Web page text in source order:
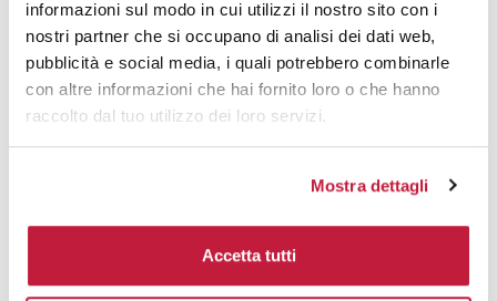
informazioni sul modo in cui utilizzi il nostro sito con i
nostri partner che si occupano di analisi dei dati web,
pubblicità e social media, i quali potrebbero combinarle
con altre informazioni che hai fornito loro o che hanno
raccolto dal tuo utilizzo dei loro servizi.
Mostra dettagli
Accetta tutti
Prodotti alternativi